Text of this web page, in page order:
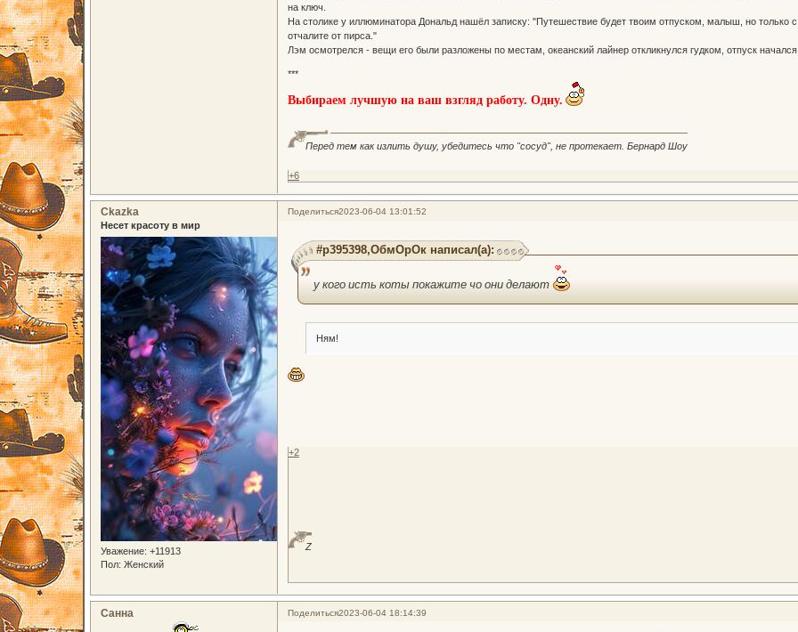
на ключ.
На столике у иллюминатора Дональд нашёл записку: "Путешествие будет твоим отпуском, малыш, но только
отчалите от пирса."
Лэм осмотрелся - вещи его были разложены по местам, океанский лайнер откликнулся гудком, отпуск
***
Выбираем лучшую на ваш взгляд работу. Одну.
Перед тем как излить душу, убедитесь что "сосуд", не протекает. Бернард Шоу
+6
Поделиться2023-06-04 13:01:52
Ckazka
Несет красоту в мир
Уважение: +11913
Пол: Женский
#p395398,ОбмОрОк написал(а):
у кого исть коты покажите чо они делают
Ням!
Z
+2
Поделиться2023-06-04 18:14:39
Санна